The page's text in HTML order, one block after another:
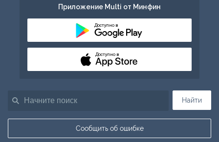
Найти
Сообщить об ошибке
Приложение Multi от Минфин
Доступно в
Доступно в